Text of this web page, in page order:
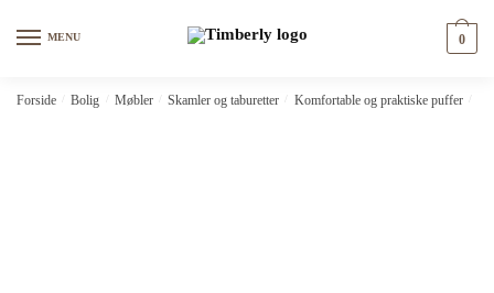
MENU 0
Forside Bolig Møbler Skamler og taburetter Komfortable og praktiske puffer